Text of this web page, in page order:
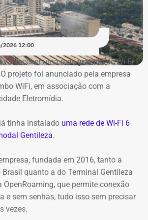
de André Janones, utilizado como prova na
de Alana Passos — Foto: Reprodução
2026 12:00
vai receber uma rede gratuita de Wi-Fi
projeto foi anunciado pela empresa
WiFi, em associação com a
Eletromídia.
tinha instalado uma rede de Wi-Fi 6
Gentileza.
fundada em 2016, tanto a
Brasil quanto a do Terminal Gentileza
que permite conexão
e sem senhas, tudo isso sem precisar
vezes.